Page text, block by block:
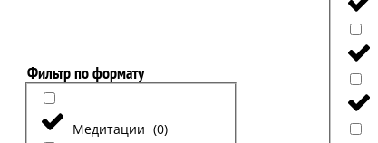
Фильтр по формату
Медитации (0)